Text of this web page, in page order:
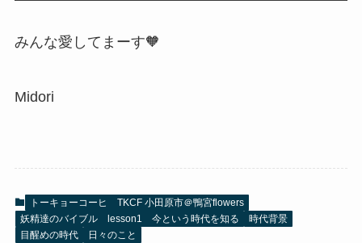
みんな愛してまーす🧡
Midori
トーキョーコーヒ TKCF 小田原市＠鴨宮flowers
妖精達のバイブル lesson1 今という時代を知る
時代背景
目醒めの時代
日々のこと